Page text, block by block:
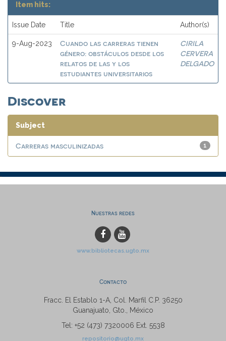
Item hits:
Issue Date Title Author(s)
9-Aug-2023
Cuando las carreras tienen
género: obstáculos desde los
relatos de las y los
estudiantes universitarios
CIRILA
CERVERA
DELGADO
Discover
Subject
1
Carreras masculinizadas
Nuestras redes
www.bibliotecas.ugto.mx
Contacto
Fracc. El Establo 1-A, Col. Marfil C.P. 36250
Guanajuato, Gto., México
Tel: +52 (473) 7320006 Ext. 5538
repositorio@ugto.mx